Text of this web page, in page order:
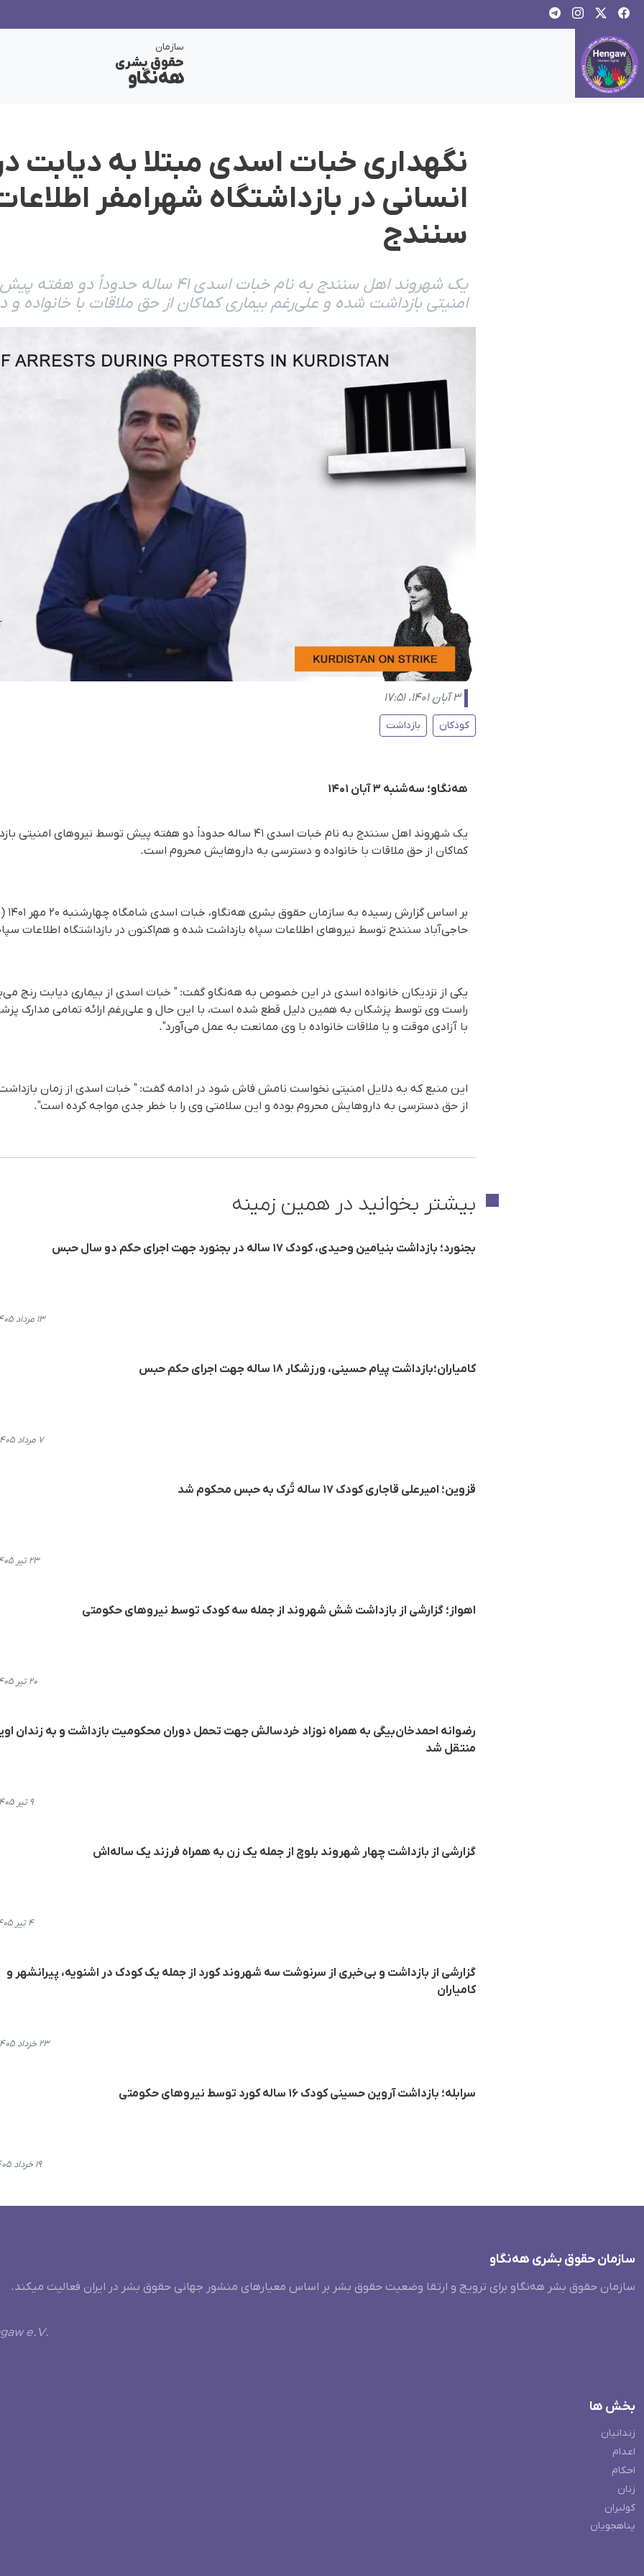
سازمان
حقوق بشری
هەنگاو
نگهداری خبات اسدی مبتلا به دیابت
انسانی در بازداشتگاه شهرامفر
سنندج
یک شهروند اهل سنندج به نام خبات اسدی ۴۱ ساله
امنیتی بازداشت شده و علی‌رغم بیماری کماکان از حق ملاقات با خانواده و
۳ آبان ۱۴۰۱، ۱۷:۵۱
کودکان بازداشت
هه‌نگاو؛ سه‌شنبه ۳ آبان ۱۴۰۱
یک شهروند اهل سنندج به نام خبات اسدی ۴۱ ساله حدوداً دو هفته پیش توسط
کماکان از حق ملاقات با خانواده و دسترسی به داروهایش محروم است.
حاجی‌آباد سنندج توسط نیروهای اطلاعات سپاه بازداشت شده و هم‌اکنون در بازداشتگاه اطلاعات
یکی از نزدیکان خانواده اسدی در این خصوص به هه‌نگاو گفت: " خبات اسدی از بیماری دیابت رنج
راست وی توسط پزشکان به همین دلیل قطع شده است، با این حال و علی‌رغم ارائه تمامی مدارک
با آزادی موقت و یا ملاقات خانواده با وی ممانعت به عمل می‌آورد".
این منبع که به دلایل امنیتی نخواست نامش فاش شود در ادامه گفت: " خبات اسدی از زمان
از حق دسترسی به داروهایش محروم بوده و این سلامتی وی را با خطر جدی مواجه کرده است".
بیشتر بخوانید در همین زمینه
بجنورد؛ بازداشت بنیامین وحیدی، کودک ۱۷ ساله در بجنورد جهت اجرای حکم دو سال حبس
۱۳ مرداد ۱۴۰۵، ۱۸:۳۹
کامیاران؛بازداشت پیام حسینی، ورزشکار ۱۸ ساله جهت اجرای حکم حبس
۷ مرداد ۱۴۰۵، ۱۲:۵۴
قزوین؛ امیرعلی قاجاری کودک ۱۷ ساله تُرک به حبس محکوم شد
۲۳ تیر ۱۴۰۵، ۱۸:۰۷
اهواز؛ گزارشی از بازداشت شش شهروند از جمله سه کودک توسط نیروهای حکومتی
۲۰ تیر ۱۴۰۵، ۱۲:۲۵
رضوانه احمدخان‌بیگی به همراه نوزاد خردسالش جهت تحمل دوران محکومیت بازداشت و به زندان
منتقل شد
۹ تیر ۱۴۰۵، ۱۰:۵۷
گزارشی از بازداشت چهار شهروند بلوچ از جمله یک زن به همراه فرزند یک ساله‌اش
۴ تیر ۱۴۰۵، ۲۲:۱۶
گزارشی از بازداشت و بی‌خبری از سرنوشت سه شهروند کورد از جمله یک کودک در اشنویه، پیرانشهر و
کامیاران
۲۳ خرداد ۱۴۰۵، ۱۲:۴۴
سرابله؛ بازداشت آروین حسینی کودک ۱۶ ساله کورد توسط نیروهای حکومتی
۱۹ خرداد ۱۴۰۵، ۱۳:۰۱
سازمان حقوق بشری هەنگاو
سازمان حقوق بشر هه‌نگاو برای ترویج و ارتقا وضعیت حقوق بشر بر اساس معیارهای منشور جهانی حقوق بشر در ایران فعالیت میکند.
e.V.
بخش ها
زندانیان
اعدام
احکام
زنان
کولبران
پناهجویان